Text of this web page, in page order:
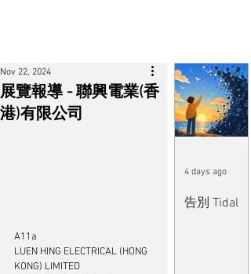
展覽報導 - 聯興電業(香
港)有限公司
Nov 22, 2024
A11a
LUEN HING ELECTRICAL (HONG
KONG) LIMITED
告別 Tidal
4 days ago